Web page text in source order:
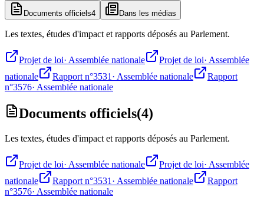
Documents officiels4 Dans les médias
Les textes, études d'impact et rapports déposés au Parlement.
Projet de loi· Assemblée nationale Projet de loi· Assemblée
nationale
Rapport n°3531 · Assemblée nationale
Rapport
n°3576· Assemblée nationale
Documents officiels(4)
Les textes, études d'impact et rapports déposés au Parlement.
Projet de loi· Assemblée nationale Projet de loi· Assemblée
nationale
Rapport n°3531 · Assemblée nationale
Rapport
n°3576· Assemblée nationale